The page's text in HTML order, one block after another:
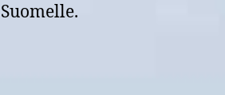
Suomelle.